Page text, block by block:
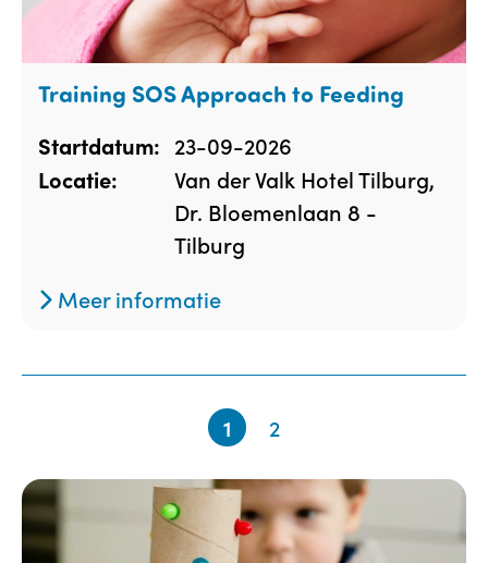
Training SOS Approach to Feeding
Startdatum: 23-09-2026
Locatie:
Van der Valk Hotel Tilburg,
Dr. Bloemenlaan 8 -
Tilburg
Meer informatie
1 2